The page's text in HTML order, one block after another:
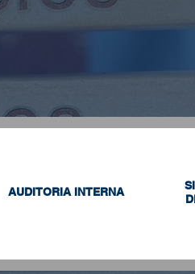
AUDITORIA INTERNA